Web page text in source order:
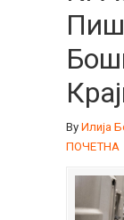
By Илија
ПОЧЕТНА